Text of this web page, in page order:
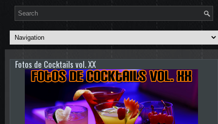
Fotos de Cocktails vol. XX